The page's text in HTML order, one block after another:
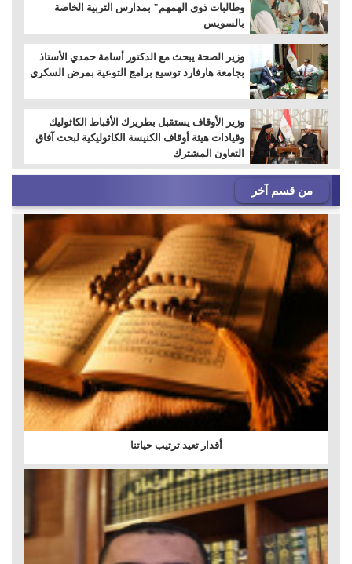
وطالبات ذوى الهمهم" بمدارس التربية الخاصة
بالسويس
وزير الصحة يبحث مع الدكتور أسامة حمدي الأستاذ
بجامعة هارفارد توسيع برامج التوعية بمرض السكري
وزير الأوقاف يستقبل بطريرك الأقباط الكاثوليك
وقيادات هيئة أوقاف الكنيسة الكاثوليكية لبحث آفاق
التعاون المشترك
من قسم آخر
أقدار تعيد ترتيب حياتنا